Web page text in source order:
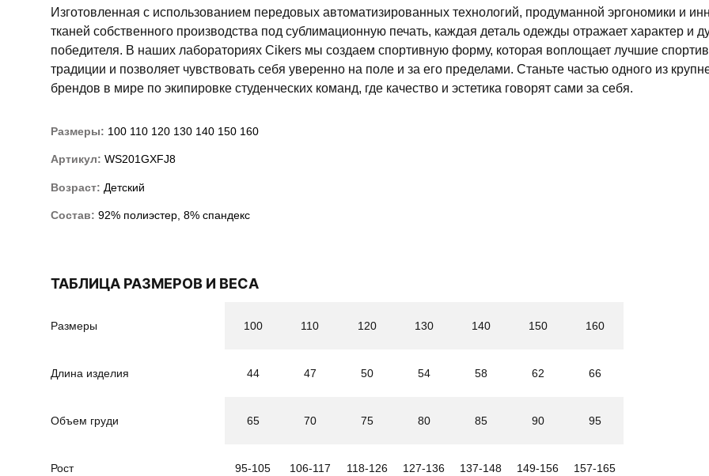
Изготовленная с использованием передовых автоматизированных технологий, продуманной эргономики и
тканей собственного производства под сублимационную печать, каждая деталь одежды отражает характер и
победителя. В наших лабораториях Cikers мы создаем спортивную форму, которая воплощает лучшие
традиции и позволяет чувствовать себя уверенно на поле и за его пределами. Станьте частью одного из
брендов в мире по экипировке студенческих команд, где качество и эстетика говорят сами за себя.
Размеры: 100 110 120 130 140 150 160
Артикул: WS201GXFJ8
Возраст: Детский
Состав: 92% полиэстер, 8% спандекс
ТАБЛИЦА РАЗМЕРОВ И ВЕСА
Размеры
Длина изделия
Объем груди
Рост
100
44
65
95-105
110
47
70
106-117
120
50
75
118-126
130
54
80
127-136
140
58
85
137-148
150
62
90
149-156
160
66
95
157-165